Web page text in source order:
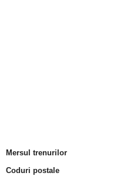
Mersul trenurilor
Coduri postale